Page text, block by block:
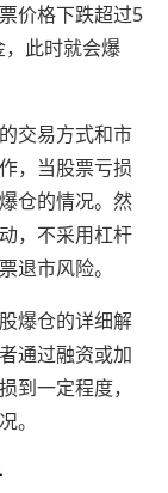
价格下跌超过5
此时就会爆
交易方式和市
，当股票亏损
仓的情况。然
，不采用杠杆
退市风险。
爆仓的详细解
通过融资或加
到一定程度，
。